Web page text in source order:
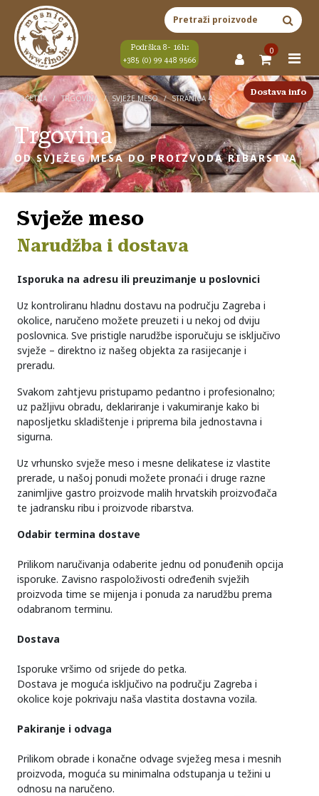
Skip to content
Main Navigation Pretraži:
Podrška 8- 16h:
+385 (0) 99 448 9566
Dostava info
0
POČETNA / TRGOVINA / SVJEŽE MESO / STRANICA 4
Trgovina
OD SVJEŽEG MESA DO PROIZVODA RIBARSTVA
Svježe meso
Narudžba i dostava
Isporuka na adresu ili preuzimanje u poslovnici
Uz kontroliranu hladnu dostavu na području Zagreba i
okolice, naručeno možete preuzeti i u nekoj od dviju
poslovnica. Sve pristigle narudžbe isporučuju se isključivo
svježe – direktno iz našeg objekta za rasijecanje i
preradu.
Svakom zahtjevu pristupamo pedantno i profesionalno;
uz pažljivu obradu, deklariranje i vakumiranje kako bi
naposljetku skladištenje i priprema bila jednostavna i
sigurna.
Uz vrhunsko svježe meso i mesne delikatese iz vlastite
prerade, u našoj ponudi možete pronaći i druge razne
zanimljive gastro proizvode malih hrvatskih proizvođača
te jadransku ribu i proizvode ribarstva.
Odabir termina dostave
Prilikom naručivanja odaberite jednu od ponuđenih opcija
isporuke. Zavisno raspoloživosti određenih svježih
proizvoda time se mijenja i ponuda za narudžbu prema
odabranom terminu.
Dostava
Isporuke vršimo od srijede do petka.
Dostava je moguća isključivo na području Zagreba i
okolice koje pokrivaju naša vlastita dostavna vozila.
Pakiranje i odvaga
Prilikom obrade i konačne odvage svježeg mesa i mesnih
proizvoda, moguća su minimalna odstupanja u težini u
odnosu na naručeno.